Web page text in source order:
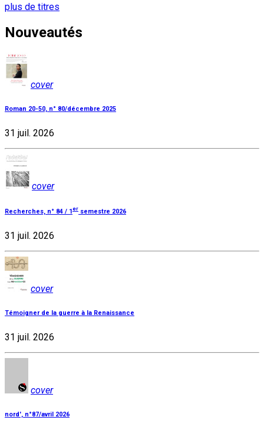
plus de titres
Nouveautés
cover
Roman 20-50, n° 80/décembre 2025
31 juil. 2026
cover
Recherches, n° 84 / 1 er semestre 2026
31 juil. 2026
cover
Témoigner de la guerre à la Renaissance
31 juil. 2026
cover
nord', n°87/avril 2026